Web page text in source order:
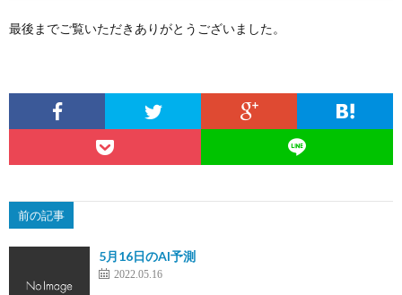
最後までご覧いただきありがとうございました。
前の記事
5月16日のAI予測
2022.05.16